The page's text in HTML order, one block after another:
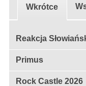
Wkrótce
Reakcja
Primus
Rock Castle 2026